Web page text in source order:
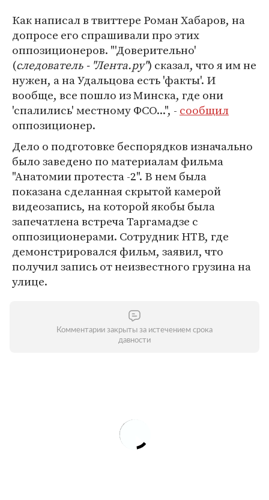
Как написал в твиттере Роман Хабаров, на
допросе его спрашивали про этих
оппозиционеров. "'Доверительно'
(следователь - "Лента.ру") сказал, что я им не
нужен, а на Удальцова есть 'факты'. И
вообще, все пошло из Минска, где они
'спалились' местному ФСО...", - сообщил
оппозиционер.
Дело о подготовке беспорядков изначально
было заведено по материалам фильма
"Анатомии протеста -2". В нем была
показана сделанная скрытой камерой
видеозапись, на которой якобы была
запечатлена встреча Таргамадзе с
оппозиционерами. Сотрудник НТВ, где
демонстрировался фильм, заявил, что
получил запись от неизвестного грузина на
улице.
Комментарии закрыты за истечением срока
давности